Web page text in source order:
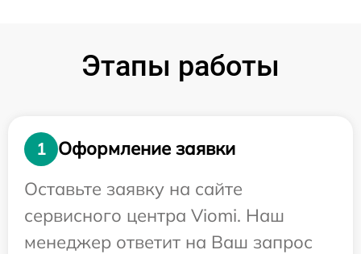
Этапы работы
1
Оформление заявки
Оставьте заявку на сайте
сервисного центра Viomi. Наш
менеджер ответит на Ваш запрос